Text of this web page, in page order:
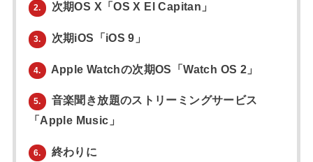
2. 次期OS X「OS X El Capitan」
3. 次期iOS「iOS 9」
4. Apple Watchの次期OS「Watch OS 2」
5.
音楽聞き放題のストリーミングサービス
「Apple Music」
6. 終わりに